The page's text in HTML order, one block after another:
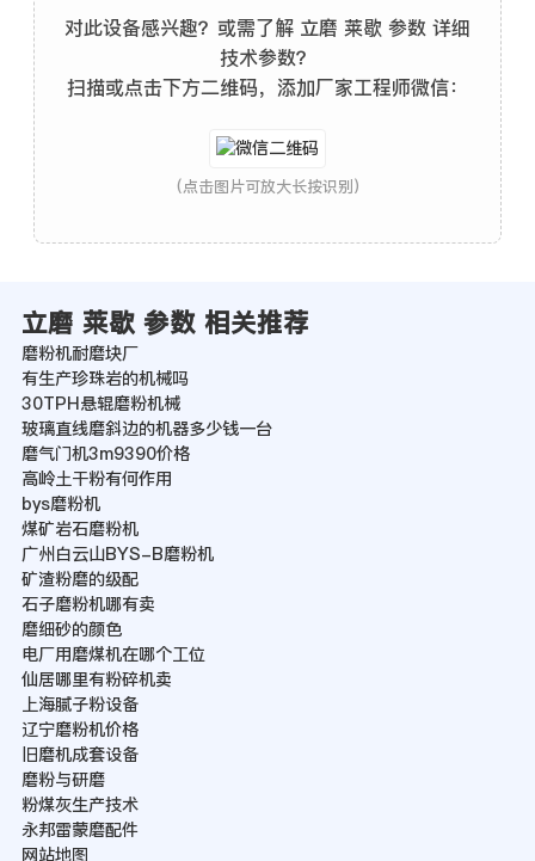
对此设备感兴趣？或需了解 立磨 莱歇 参数 详细
技术参数？
扫描或点击下方二维码，添加厂家工程师微信：
(点击图片可放大长按识别)
立磨 莱歇 参数 相关推荐
磨粉机耐磨块厂
有生产珍珠岩的机械吗
30TPH悬辊磨粉机械
玻璃直线磨斜边的机器多少钱一台
磨气门机3m9390价格
高岭土干粉有何作用
bys磨粉机
煤矿岩石磨粉机
广州白云山BYS-B磨粉机
矿渣粉磨的级配
石子磨粉机哪有卖
磨细砂的颜色
电厂用磨煤机在哪个工位
仙居哪里有粉碎机卖
上海腻子粉设备
辽宁磨粉机价格
旧磨机成套设备
磨粉与研磨
粉煤灰生产技术
永邦雷蒙磨配件
网站地图